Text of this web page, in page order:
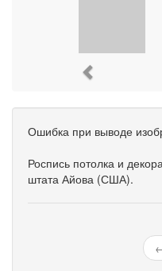
Ошибка при выводе
Роспись потолка и
штата Айова (США).